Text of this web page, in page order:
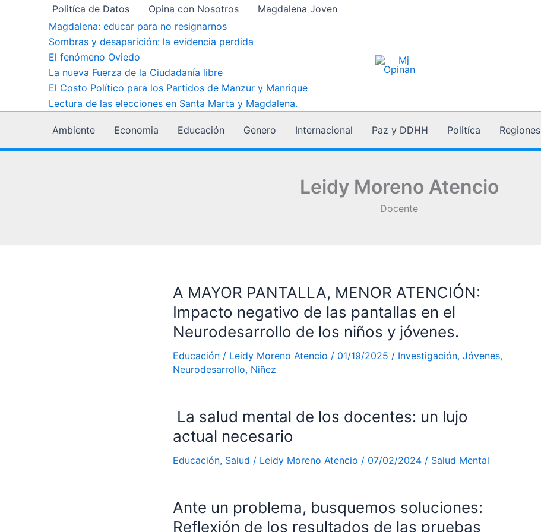
Politíca de Datos Opina con Nosotros
Magdalena Joven
Magdalena: educar para no resignarnos
Sombras y desaparición: la evidencia perdida
El fenómeno Oviedo
La nueva Fuerza de la Ciudadanía libre
El Costo Político para los Partidos de Manzur y Manrique
Lectura de las elecciones en Santa Marta y Magdalena.
Ambiente Economia Educación Genero Internacional Paz y DDHH Politíca Regiones
Leidy Moreno Atencio
Docente
A MAYOR PANTALLA, MENOR ATENCIÓN:
Impacto negativo de las pantallas en el
Neurodesarrollo de los niños y jóvenes.
Educación/ Leidy Moreno Atencio / 01/19/2025 / Investigación, Jóvenes,
Neurodesarrollo, Niñez
La salud mental de los docentes: un lujo
actual necesario
Educación, Salud / Leidy Moreno Atencio / 07/02/2024 / Salud Mental
Ante un problema, busquemos soluciones:
Reflexión de los resultados de las pruebas